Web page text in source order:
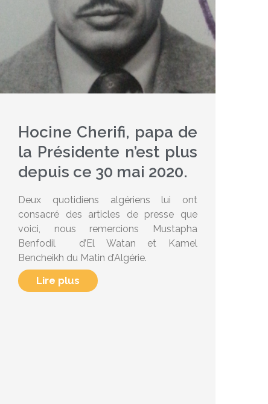
Hocine Cherifi, papa de
la Présidente n’est plus
depuis ce 30 mai 2020.
Deux quotidiens algériens lui ont
consacré des articles de presse que
voici, nous remercions Mustapha
Benfodil d’El Watan et Kamel
Bencheikh du Matin d’Algérie.
Lire plus